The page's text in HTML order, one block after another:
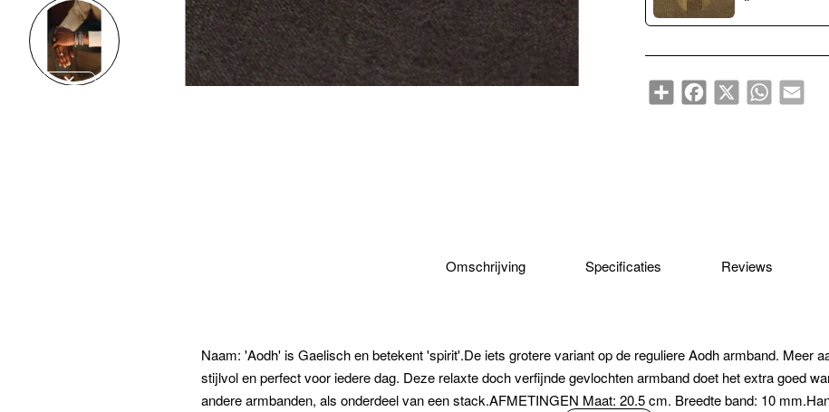
ShareFacebook
X WhatsAppEmail
Omschrijving Specificaties Reviews
Naam: 'Aodh' is Gaelisch en betekent 'spirit'.De iets grotere variant op de reguliere Aodh armband. Meer
stijlvol en perfect voor iedere dag. Deze relaxte doch verfijnde gevlochten armband doet het extra goed
andere armbanden, als onderdeel van een stack.AFMETINGEN Maat: 20.5 cm. Breedte band: 10